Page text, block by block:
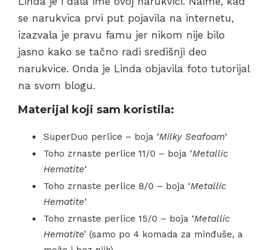
se narukvica prvi put pojavila na internetu,
izazvala je pravu famu jer nikom nije bilo
jasno kako se tačno radi središnji deo
narukvice. Onda je Linda objavila foto tutorijal
na svom blogu.
Materijal koji sam koristila:
SuperDuo perlice – boja ‘Milky Seafoam‘
Toho zrnaste perlice 11/0 – boja ‘Metallic
Hematite‘
Toho zrnaste perlice 8/0 – boja ‘Metallic
Hematite‘
Toho zrnaste perlice 15/0 – boja ‘Metallic
Hematite’ (samo po 4 komada za minđuše, a